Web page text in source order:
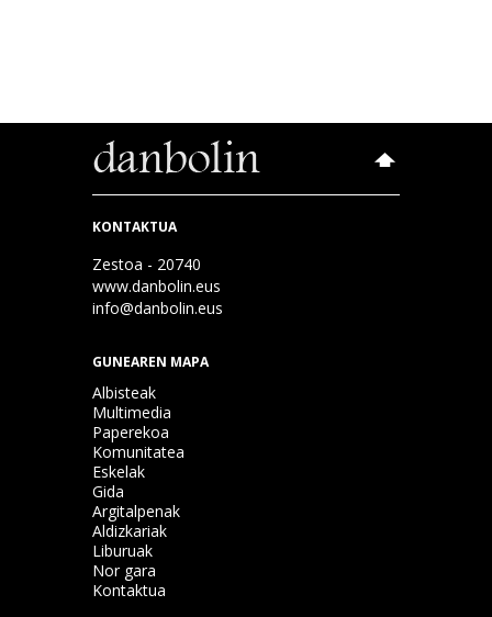
KONTAKTUA
Zestoa - 20740
www.danbolin.eus
info@danbolin.eus
GUNEAREN MAPA
Albisteak
Multimedia
Paperekoa
Komunitatea
Eskelak
Gida
Argitalpenak
Aldizkariak
Liburuak
Nor gara
Kontaktua